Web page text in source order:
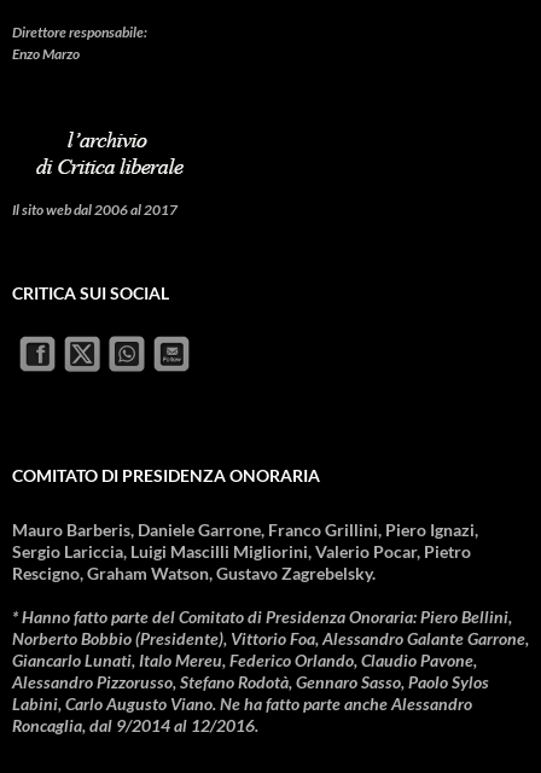
Direttore responsabile:
Enzo Marzo
Il sito web dal 2006 al 2017
CRITICA SUI SOCIAL
COMITATO DI PRESIDENZA ONORARIA
Mauro Barberis, Daniele Garrone, Franco Grillini, Piero Ignazi,
Sergio Lariccia, Luigi Mascilli Migliorini, Valerio Pocar, Pietro
Rescigno, Graham Watson, Gustavo Zagrebelsky.
* Hanno fatto parte del Comitato di Presidenza Onoraria: Piero Bellini,
Norberto Bobbio (Presidente), Vittorio Foa, Alessandro Galante Garrone,
Giancarlo Lunati, Italo Mereu, Federico Orlando, Claudio Pavone,
Alessandro Pizzorusso, Stefano Rodotà, Gennaro Sasso, Paolo Sylos
Labini, Carlo Augusto Viano. Ne ha fatto parte anche Alessandro
Roncaglia, dal 9/2014 al 12/2016.